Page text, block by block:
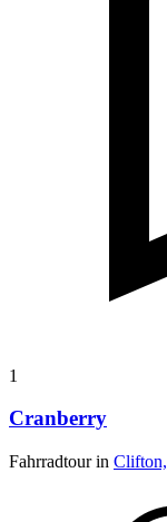
1
Cranberry
Fahrradtour in Clifton,